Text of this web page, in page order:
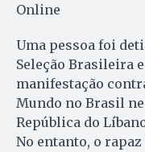
Online
Uma pessoa foi
Seleção Brasileira
manifestação
Mundo no Brasil
República do
No entanto, o